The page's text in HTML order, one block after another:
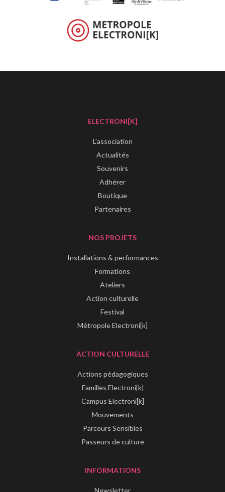
ELECTRONI[K]
L'association
Actualités
Souvenirs
Adhérer
Boutique
Partenaires
NOS PROJETS
Installations & performances
Formations
Ateliers
Action culturelle
Festival
Métropole Electroni[k]
ACTION CULTURELLE
Actions pédagogiques
Familles Electroni[k]
Campus Electroni[k]
Mouvements
Parcours Sensibles
Passeurs de culture
INFORMATIONS
Newsletter